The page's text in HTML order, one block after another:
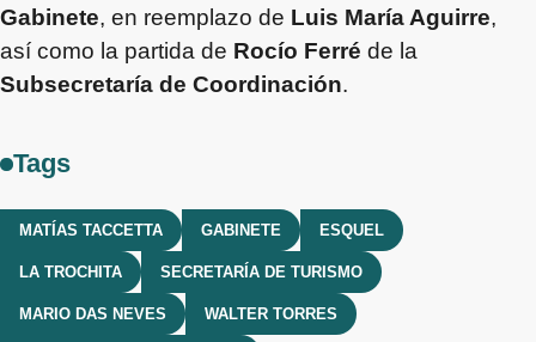
Gabinete, en reemplazo de Luis María Aguirre,
así como la partida de Rocío Ferré de la
Subsecretaría de Coordinación.
Tags
MATÍAS TACCETTA GABINETE ESQUEL
LA TROCHITA SECRETARÍA DE TURISMO
MARIO DAS NEVES WALTER TORRES